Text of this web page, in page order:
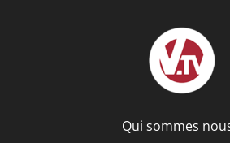
Qui sommes